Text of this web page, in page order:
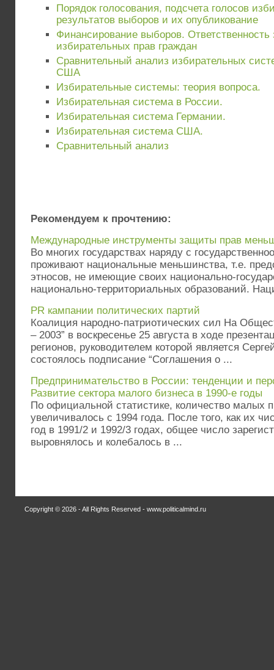
Порядок голосования, подсчета голосов
результатов выборов и их опубликование
Финансирование выборов.
избирательных прав граждан
Сравнительный анализ избирательных
США
Избирательные системы: теория вопроса.
Избирательная система в России.
Избирательная система Германии.
Избирательная система США.
Сравнительный анализ
Рекомендуем к прочтению:
Международные инструменты защиты прав
Во многих государствах наряду с
проживают национальные меньшинства, т.е.
этносов, не имеющие своих национально-
национально-территориальных образований.
PR кампании политических партий
Коалиция народно-патриотических сил На
– 2003” в воскресенье 25 августа в ходе
регионов, руководителем которой является
состоялось подписание “Соглашения о ...
Предпринимательство в России: тенденции и
Развитие сектора малого бизнеса в 1990-е годы
По официальной статистике, количество малых
увеличивалось с 1994 года. После того, как их
год в 1991/2 и 1992/3 годах, общее число
выровнялось и колебалось в ...
Copyright © 2026 - All Rights Reserved - www.politicalmind.ru